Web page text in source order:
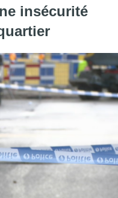
insécurité